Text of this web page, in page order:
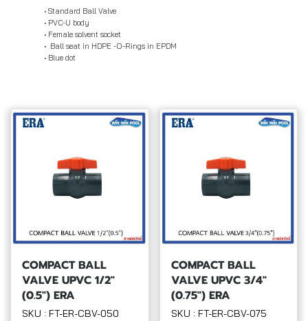
Standard Ball Valve
PVC-U body
Female solvent socket
Ball seat in HDPE -O-Rings in EPDM
Blue dot
COMPACT BALL
VALVE UPVC 1/2"
(0.5") ERA
SKU : FT-ER-CBV-050
COMPACT BALL
VALVE UPVC 3/4"
(0.75") ERA
SKU : FT-ER-CBV-075